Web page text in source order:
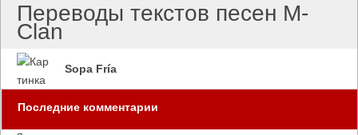
Переводы текстов песен M-
Clan
Sopa Fría
Последние комментарии